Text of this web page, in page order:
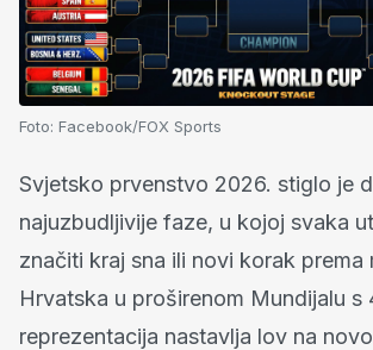
Foto: Facebook/FOX Sports
Svjetsko prvenstvo 2026. stiglo je
najuzbudljivije faze, u kojoj svaka
značiti kraj sna ili novi korak prema
Hrvatska u proširenom Mundijalu s
reprezentacija nastavlja lov na